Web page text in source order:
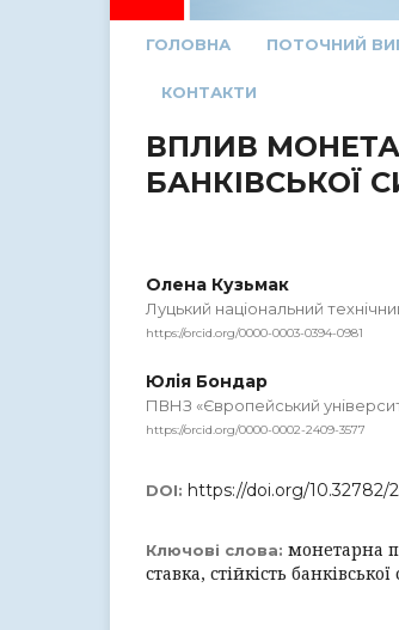
ГОЛОВНА ПОТОЧНИЙ
КОНТАКТИ
ВПЛИВ
БАНКІВСЬКОЇ
Олена Кузьмак
Луцький національний
https://orcid.org/0000-0003-0394-0981
Юлія Бондар
ПВНЗ «Європейський
https://orcid.org/0000-0002-2409-3577
DOI: https://doi.org/10.32782/
Ключові слова: монетарна
ставка, стійкість